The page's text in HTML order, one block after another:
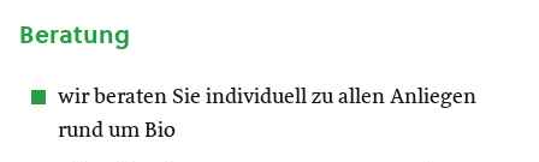
Beratung
wir beraten Sie individuell zu allen Anliegen
rund um Bio